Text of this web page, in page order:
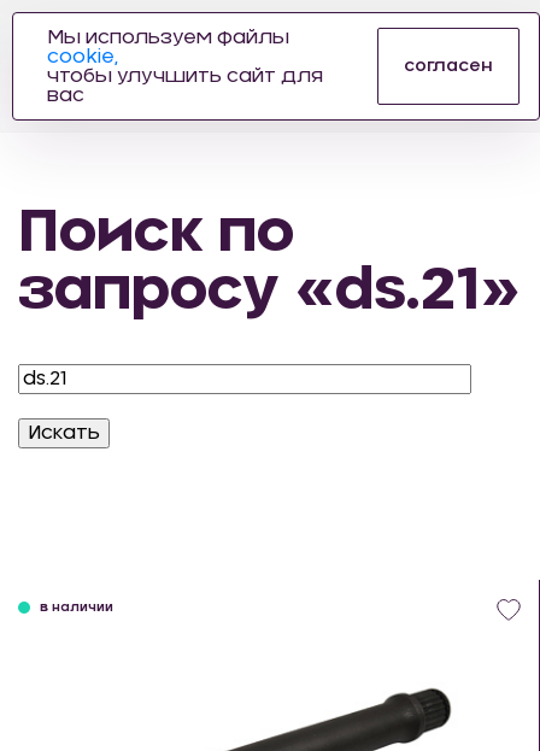
АВТОЗАПЧАСТЕЙ
Поиск по
запросу «ds.21»
в наличии
Мы используем файлы
cookie,
чтобы улучшить сайт для
вас
согласен